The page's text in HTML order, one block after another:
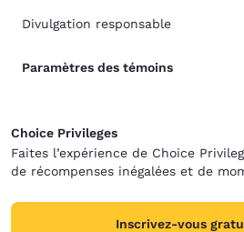
Divulgation responsable
Paramètres des témoins
Choice Privileges
Faites l’expérience de Choice
de récompenses inégalées et de
Inscrivez-vous